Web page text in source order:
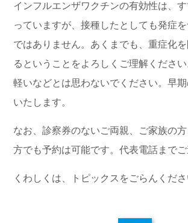
インフルエンザワクチンの有効性は、
っていますが、接種したとしても発症
ではありません。あくまでも、重症化
るということをよろしくご理解くださ
軽いなどとは思わないでください。早
いたします。
なお、診察券のないご両親、ご家族の
方でも予約は可能です。代表電話までご
くわしくは、トピックスをごらんくださ